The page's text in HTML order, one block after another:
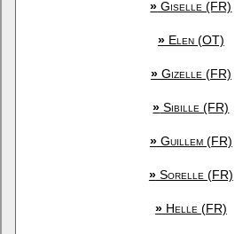
» Giselle (FR)
»Elen (OT)
»Gizelle (FR)
» Sibille (FR)
»Guillem (FR)
»Sorelle (FR)
»Helle (FR)